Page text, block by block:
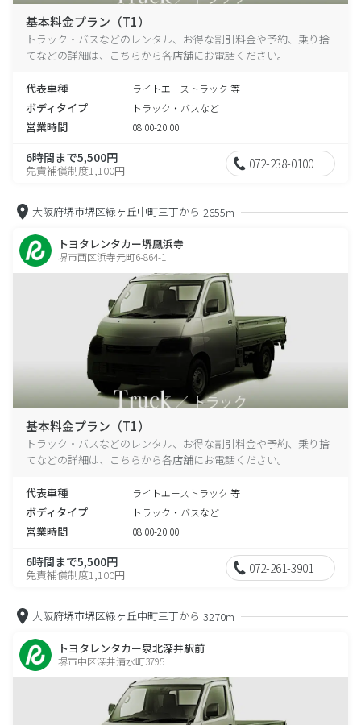
基本料金プラン（T1）
トラック・バスなどのレンタル、お得な割引料金や予約、乗り捨
てなどの詳細は、こちらから各店舗にお電話ください。
代表車種 ライトエーストラック 等
ボディタイプ トラック・バスなど
営業時間 08:00-20:00
6時間まで5,500円
免責補償制度1,100円 072-238-0100
大阪府堺市堺区緑ヶ丘中町三丁から 2655m
トヨタレンタカー堺鳳浜寺
堺市西区浜寺元町6-864-1
基本料金プラン（T1）
トラック・バスなどのレンタル、お得な割引料金や予約、乗り捨
てなどの詳細は、こちらから各店舗にお電話ください。
代表車種 ライトエーストラック 等
ボディタイプ トラック・バスなど
営業時間 08:00-20:00
6時間まで5,500円
免責補償制度1,100円 072-261-3901
大阪府堺市堺区緑ヶ丘中町三丁から 3270m
トヨタレンタカー泉北深井駅前
堺市中区深井清水町3795